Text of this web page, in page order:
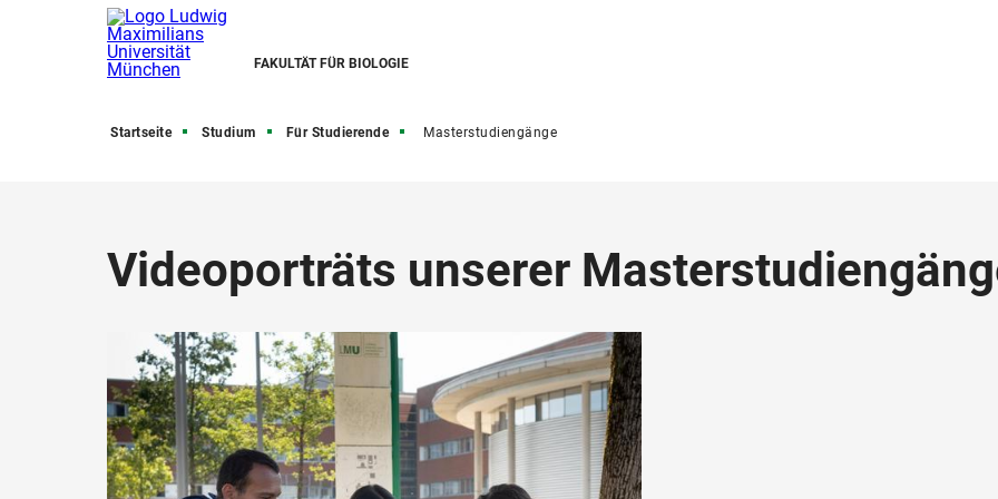
FAKULTÄT FÜR BIOLOGIE
Startseite Studium Für Studierende Masterstudiengänge
Videoporträts unserer